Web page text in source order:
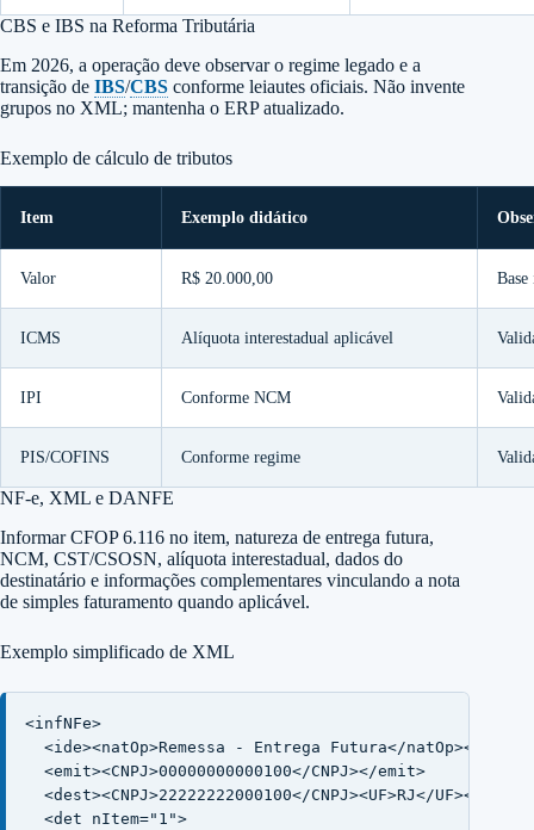
CBS e IBS na Reforma Tributária
Em 2026, a operação deve observar o regime legado e a
transição de IBS/CBS conforme leiautes oficiais. Não invente
grupos no XML; mantenha o ERP atualizado.
Exemplo de cálculo de tributos
Item Exemplo didático
Valor R$ 20.000,00
ICMS Alíquota interestadual aplicável
IPI Conforme NCM
PIS/COFINS Conforme regime
NF-e, XML e DANFE
Informar CFOP 6.116 no item, natureza de entrega futura,
NCM, CST/CSOSN, alíquota interestadual, dados do
destinatário e informações complementares vinculando a nota
de simples faturamento quando aplicável.
Exemplo simplificado de XML
<infNFe>
  <ide><natOp>Remessa - Entrega Futura</natOp></ide>
  <emit><CNPJ>00000000000100</CNPJ></emit>
  <dest><CNPJ>22222222000100</CNPJ><UF>RJ</UF></dest>
  <det nItem="1">